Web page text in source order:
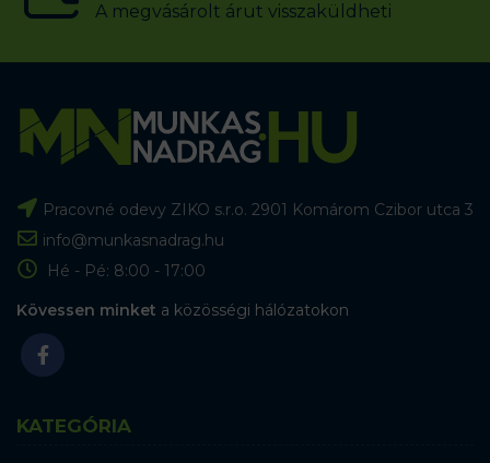
A megvásárolt árut visszaküldheti
Pracovné odevy ZIKO s.r.o. 2901 Komárom Czibor utca 3
info@munkasnadrag.hu
Hé - Pé: 8:00 - 17:00
Kövessen minket a közösségi hálózatokon
KATEGÓRIA